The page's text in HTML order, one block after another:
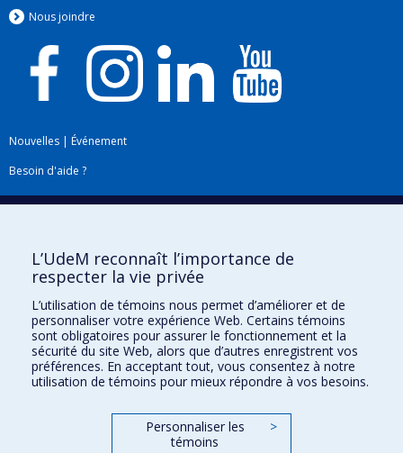
Nous joindre
Nouvelles | Événement
Besoin d'aide ?
Plan du site|Accessibilité
Téléchargez les logos de l'ESPUM
L’UdeM reconnaît l’importance de
respecter la vie privée
L’utilisation de témoins nous permet d’améliorer et de
personnaliser votre expérience Web. Certains témoins
sont obligatoires pour assurer le fonctionnement et la
sécurité du site Web, alors que d’autres enregistrent vos
préférences. En acceptant tout, vous consentez à notre
utilisation de témoins pour mieux répondre à vos besoins.
Personnaliser les
témoins
>